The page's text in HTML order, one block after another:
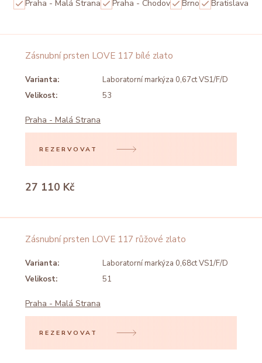
Praha - Malá Strana Praha - Chodov Brno Bratislava
Zásnubní prsten LOVE 117 bílé zlato
Varianta:
Laboratorní markýza 0,67ct VS1/F/D
Velikost:
53
Praha - Malá Strana
REZERVOVAT
27 110 Kč
Zásnubní prsten LOVE 117 růžové zlato
Varianta:
Laboratorní markýza 0,68ct VS1/F/D
Velikost:
51
Praha - Malá Strana
REZERVOVAT